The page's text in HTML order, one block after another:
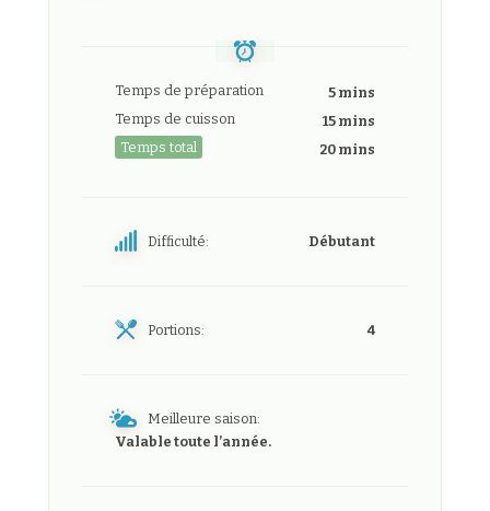
Temps de préparation
5 mins
Temps de cuisson
15 mins
Temps total
20 mins
Difficulté: Débutant
Portions: 4
Meilleure saison:
Valable toute l’année.